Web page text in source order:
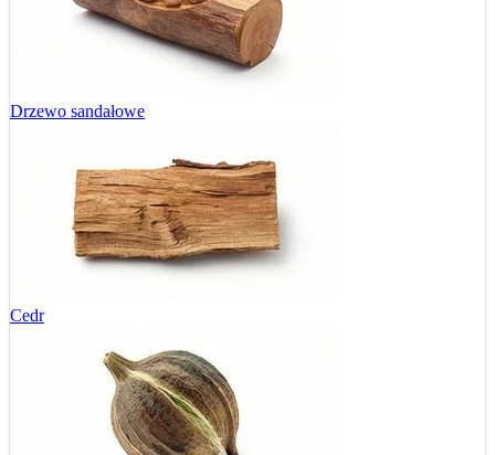
Drzewo sandałowe
Cedr